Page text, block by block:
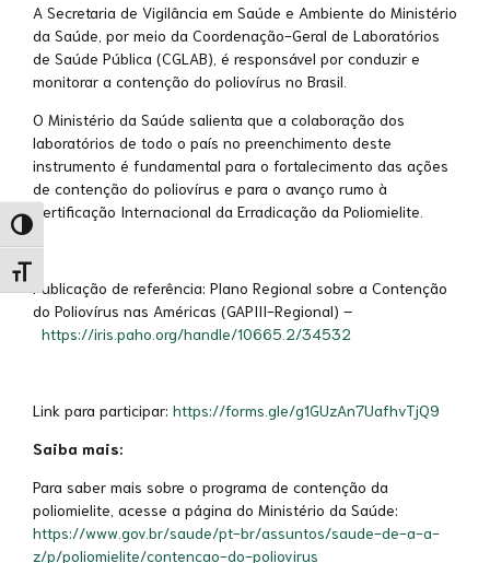
Alternar alto contraste
Alternar tamanho da fonte
A Secretaria de Vigilância em Saúde e Ambiente do Ministério
da Saúde, por meio da Coordenação-Geral de Laboratórios
de Saúde Pública (CGLAB), é responsável por conduzir e
monitorar a contenção do poliovírus no Brasil.
O Ministério da Saúde salienta que a colaboração dos
laboratórios de todo o país no preenchimento deste
instrumento é fundamental para o fortalecimento das ações
de contenção do poliovírus e para o avanço rumo à
Certificação Internacional da Erradicação da Poliomielite.
Publicação de referência: Plano Regional sobre a Contenção
do Poliovírus nas Américas (GAPIII-Regional) –
https://iris.paho.org/handle/10665.2/34532
Link para participar: https://forms.gle/g1GUzAn7UafhvTjQ9
Saiba mais:
Para saber mais sobre o programa de contenção da
poliomielite, acesse a página do Ministério da Saúde:
https://www.gov.br/saude/pt-br/assuntos/saude-de-a-a-
z/p/poliomielite/contencao-do-poliovirus